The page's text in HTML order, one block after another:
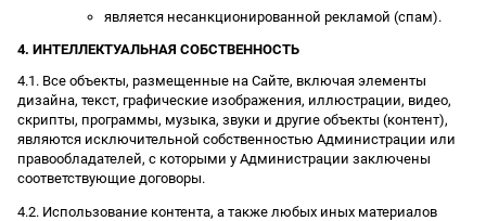
является несанкционированной рекламой (спам).
4. ИНТЕЛЛЕКТУАЛЬНАЯ СОБСТВЕННОСТЬ
4.1. Все объекты, размещенные на Сайте, включая элементы
дизайна, текст, графические изображения, иллюстрации, видео,
скрипты, программы, музыка, звуки и другие объекты (контент),
являются исключительной собственностью Администрации или
правообладателей, с которыми у Администрации заключены
соответствующие договоры.
4.2. Использование контента, а также любых иных материалов